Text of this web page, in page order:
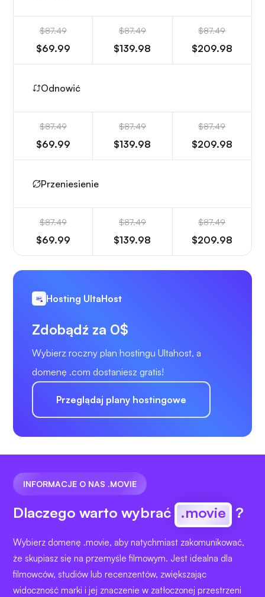
$87.49
$69.99
$87.49
$139.98
$87.49
$209.98
Odnowić
$87.49
$69.99
$87.49
$139.98
$87.49
$209.98
Przeniesienie
$87.49
$69.99
$87.49
$139.98
$87.49
$209.98
Hosting UltaHost
Zdobądź za 0$
Wybierz roczny plan hostingu Ultahost, a
domenę .com dostaniesz gratis!
Przeglądaj plany hostingowe
INFORMACJE O NAS .MOVIE
Dlaczego warto wybrać .movie ?
Wybierz domenę .movie, aby natychmiast zakomunikować,
że skupiasz się na przemyśle filmowym. Jest idealna dla
filmowców, studiów lub recenzentów, zwiększając
widoczność marki i jej znaczenie w zatłoczonej przestrzeni